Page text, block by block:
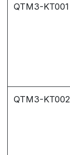
QTM3-KT001
QTM3-KT002